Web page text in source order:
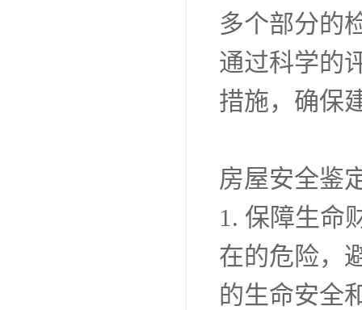
多个部分的
通过科学的
措施，确保
房屋安全鉴
1. 保障生命
在的危险，
的生命安全